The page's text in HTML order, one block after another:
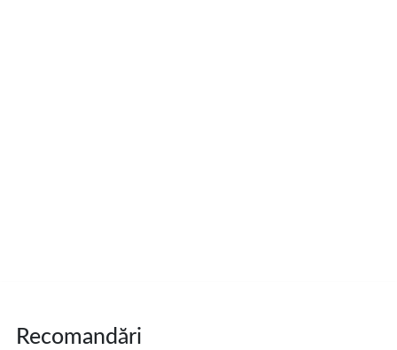
Recomandări